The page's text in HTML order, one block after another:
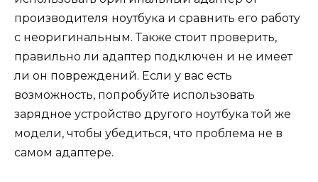
производителя ноутбука и сравнить его работу
с неоригинальным. Также стоит проверить,
правильно ли адаптер подключен и не имеет
ли он повреждений. Если у вас есть
возможность, попробуйте использовать
зарядное устройство другого ноутбука той же
модели, чтобы убедиться, что проблема не в
самом адаптере.